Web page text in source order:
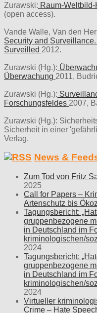
Zurawski: Raum-
(open access).
Vande Walle, Van den
Security and
Surveilled 2012.
Zurawski (Hg.):
Überwachung 2011,
Zurawski (Hg.):
Forschungsfeldes 2007,
Zurawski (Hg.):
Sicherheit in einer
Verlag.
News &
Zum Tod von Fritz
2025
Call for Papers –
Artenschutz bis
Tagungsbericht:
gruppenbezogene
in Deutschland im
kriminologischen/
2024
Tagungsbericht:
gruppenbezogene
in Deutschland im
kriminologischen/
2024
Virtueller
Crime – Hate